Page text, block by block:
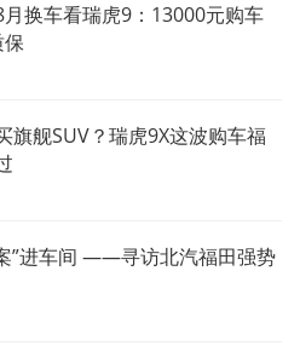
换车看瑞虎9：13000元购车
旗舰SUV？瑞虎9X这波购车福
”进车间 ——寻访北汽福田强势